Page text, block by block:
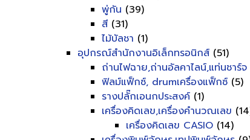
พู่กัน (39)
สี (31)
ไม้บัลชา (1)
อุปกรณ์สำนักงานอิเล็กทรอนิกส์ (51)
ถ่านไฟฉาย,ถ่านอัลคาไลน์,แท่นชาร์จ
ฟิลม์แฟ็กซ์, drumเครื่องแฟ็กซ์ (5)
รางปลั๊กเอนกประสงค์ (1)
เครื่องคิดเลข,เครื่องคำนวณเลข
เครื่องคิดเลข CASIO (14)